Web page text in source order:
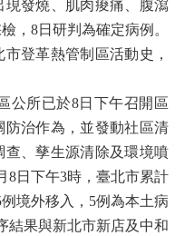
現發燒、肌肉痠痛、腹瀉
， 8日研判為確定病例。
登革熱管制區活動史，
公所已於8日下午召開區
治作為，並發動社區清
、孳生源清除及環境噴
8日下午3時，臺北市累計
例境外移入， 5例為本土病
結果與新北市新店及中和